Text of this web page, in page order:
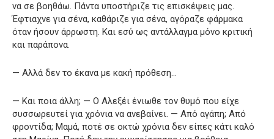
να σε βοηθάω. Πάντα υποστήριζε τις επισκέψεις μας.
Έφτιαχνε για σένα, καθάριζε για σένα, αγόραζε φάρμακα
όταν ήσουν άρρωστη. Και εσύ ως αντάλλαγμα μόνο κριτική
και παράπονα.
— Αλλά δεν το έκανα με κακή πρόθεση…
— Και ποια άλλη; — Ο Αλεξέι ένιωθε τον θυμό που είχε
συσσωρευτεί για χρόνια να ανεβαίνει. — Από αγάπη; Από
φροντίδα; Μαμά, ποτέ σε οκτώ χρόνια δεν είπες κάτι καλό